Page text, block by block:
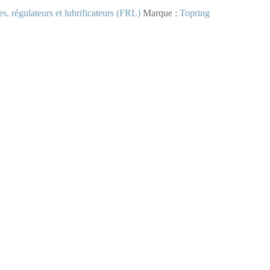
régulateurs et lubrificateurs (FRL) Marque : Topring